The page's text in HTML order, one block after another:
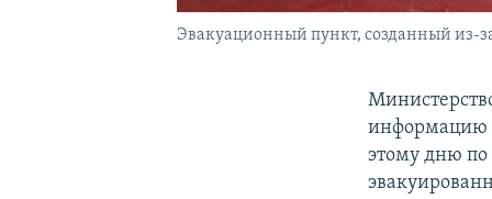
Эвакуационный пункт, созданный из-
информацию
этому дню по